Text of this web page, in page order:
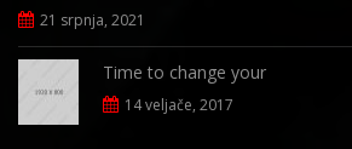
21 srpnja, 2021
Time to change your
14 veljače, 2017